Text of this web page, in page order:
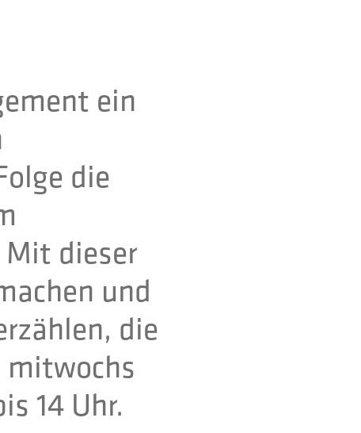
ein
die
dieser
und
die
14 Uhr.